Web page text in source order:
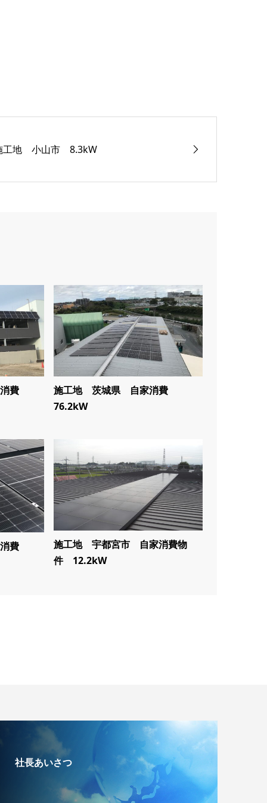
工地 小山市 8.3kW
費
施工地 茨城県 自家消費
76.2kW
費
施工地 宇都宮市 自家消費物
件 12.2kW
社長あいさつ